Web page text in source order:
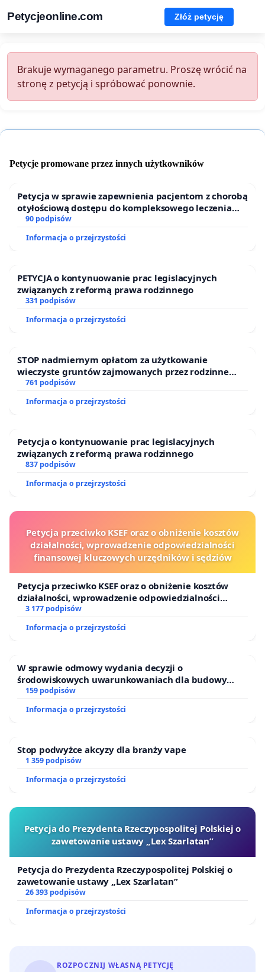
Petycjeonline.com Złóż petycję
Brakuje wymaganego parametru. Proszę wrócić na
stronę z petycją i spróbować ponownie.
Petycje promowane przez innych użytkowników
Petycja w sprawie zapewnienia pacjentom z chorobą
otyłościową dostępu do kompleksowego leczenia
oraz programów profilaktycznych.
90 podpisów
Informacja o przejrzystości
PETYCJA o kontynuowanie prac legislacyjnych
związanych z reformą prawa rodzinnego
331 podpisów
Informacja o przejrzystości
STOP nadmiernym opłatom za użytkowanie
wieczyste gruntów zajmowanych przez rodzinne
ogrody działkowe.
761 podpisów
Informacja o przejrzystości
Petycja o kontynuowanie prac legislacyjnych
związanych z reformą prawa rodzinnego
837 podpisów
Informacja o przejrzystości
Petycja przeciwko KSEF oraz o obniżenie kosztów
działalności, wprowadzenie odpowiedzialności
finansowej kluczowych urzędników i sędziów
Petycja przeciwko KSEF oraz o obniżenie kosztów
działalności, wprowadzenie odpowiedzialności
finansowej kluczowych urzędników i sędziów
3 177 podpisów
Informacja o przejrzystości
W sprawie odmowy wydania decyzji o
środowiskowych uwarunkowaniach dla budowy
zakładu wytwarzania biometanu „Krynki” w
Ostrowiu Południowym oraz ochrony mieszkańców i
Puszczy Knyszyńskiej
159 podpisów
Informacja o przejrzystości
Stop podwyżce akcyzy dla branży vape
1 359 podpisów
Informacja o przejrzystości
Petycja do Prezydenta Rzeczypospolitej Polskiej o
zawetowanie ustawy „Lex Szarlatan”
Petycja do Prezydenta Rzeczypospolitej Polskiej o
zawetowanie ustawy „Lex Szarlatan”
26 393 podpisów
Informacja o przejrzystości
ROZPOCZNIJ WŁASNĄ PETYCJĘ